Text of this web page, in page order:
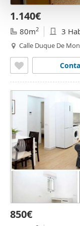
1.140€
80m2 3
Calle Duque De
850€